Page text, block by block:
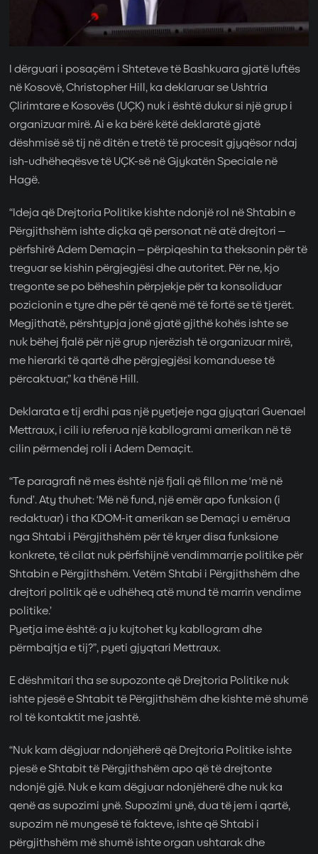
I dërguari i posaçëm i Shteteve të Bashkuara gjatë luftës
në Kosovë, Christopher Hill, ka deklaruar se Ushtria
Çlirimtare e Kosovës (UÇK) nuk i është dukur si një grup i
organizuar mirë. Ai e ka bërë këtë deklaratë gjatë
dëshmisë së tij në ditën e tretë të procesit gjyqësor ndaj
ish-udhëheqësve të UÇK-së në Gjykatën Speciale në
Hagë.
“Ideja që Drejtoria Politike kishte ndonjë rol në Shtabin e
Përgjithshëm ishte diçka që personat në atë drejtori –
përfshirë Adem Demaçin – përpiqeshin ta theksonin për të
treguar se kishin përgjegjësi dhe autoritet. Për ne, kjo
tregonte se po bëheshin përpjekje për ta konsoliduar
pozicionin e tyre dhe për të qenë më të fortë se të tjerët.
Megjithatë, përshtypja jonë gjatë gjithë kohës ishte se
nuk bëhej fjalë për një grup njerëzish të organizuar mirë,
me hierarki të qartë dhe përgjegjësi komanduese të
përcaktuar,” ka thënë Hill.
Deklarata e tij erdhi pas një pyetjeje nga gjyqtari Guenael
Mettraux, i cili iu referua një kabllogrami amerikan në të
cilin përmendej roli i Adem Demaçit.
“Te paragrafi në mes është një fjali që fillon me ‘më në
fund’. Aty thuhet: ‘Më në fund, një emër apo funksion (i
redaktuar) i tha KDOM-it amerikan se Demaçi u emërua
nga Shtabi i Përgjithshëm për të kryer disa funksione
konkrete, të cilat nuk përfshijnë vendimmarrje politike për
Shtabin e Përgjithshëm. Vetëm Shtabi i Përgjithshëm dhe
drejtori politik që e udhëheq atë mund të marrin vendime
politike.’
Pyetja ime është: a ju kujtohet ky kabllogram dhe
përmbajtja e tij?”, pyeti gjyqtari Mettraux.
E dëshmitari tha se supozonte që Drejtoria Politike nuk
ishte pjesë e Shtabit të Përgjithshëm dhe kishte më shumë
rol të kontaktit me jashtë.
“Nuk kam dëgjuar ndonjëherë që Drejtoria Politike ishte
pjesë e Shtabit të Përgjithshëm apo që të drejtonte
ndonjë gjë. Nuk e kam dëgjuar ndonjëherë dhe nuk ka
qenë as supozimi ynë. Supozimi ynë, dua të jem i qartë,
supozim në mungesë të fakteve, ishte që Shtabi i
përgjithshëm më shumë ishte organ ushtarak dhe